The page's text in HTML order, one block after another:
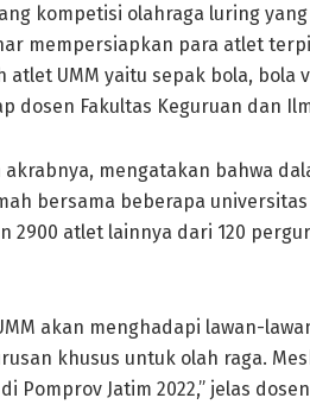
kompetisi olahraga luring
mempersiapkan para atlet
atlet UMM yaitu sepak bola, bola
dosen Fakultas Keguruan dan
mengatakan bahwa
bersama beberapa
2900 atlet lainnya dari 120
akan menghadapi lawan-
khusus untuk olah raga.
Pomprov Jatim 2022,” jelas